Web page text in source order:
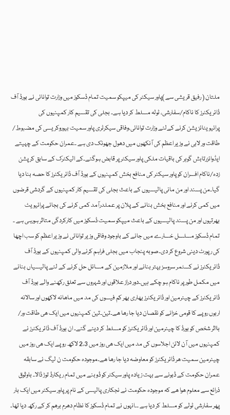
ملتان ( رفیق قریشی سے )پاور سیکٹر کی میپکو سمیت تمام ڈسکوز میں وزارت توانائی نے بورڈ آف
ڈائریکٹرز کا ناکام/سفارشی، ٹولہ مسلط کر دیا ہے۔ بجلی کی تقسیم کار کمپنیوں کی
پرائیویٹائزیشن کرنے کےلئے وزارت توانائی،وفاقی سیکرٹری پاور سمیت بیوروکریسی کی مضبوط/
طاقت ور لابی نے وزیر اعظم کی آنکھوں میں دھول جھونک دی ہے ۔عمران حکومت کے چہیتے
ایڈوائزرتابش گوہر کی باقیات ملکی پاور سیکٹر پر قابض ہوگئے۔کے الیکٹرک کے سابق کرپشن
زدہ/ناکام افسران کو پاور سیکٹر کی منافع بخش کمپنیوں کے بورڈ آف ڈائریکٹرز کا حصہ بنا دیا
گیا۔من پسند اور من مانی پالیسیوں کے باعث بجلی کی تقسیم کار کمپنیوں کے گردشی قرضوں
میں کمی کرنے اور منافع بخش بنانے کے پلان پر عملدرآمد کمی کرنے کی بجائے پرائیویٹ
بھرتیوں اور من پسند پالیسیوں کے باعث میپکو سمیت ڈسکوز میں کارکردگی متاثر ہورہی ہے ۔
تمام ڈسکوز مسلسل خسارے میں جانے کے باوجود وفاقی وزیر توانائی نے وزیر اعظم کو سب اچھا
کی رپورٹ دینی شروع کر دی۔صوبہ پنجاب میں بجلی فراہم کرنے والی کمپنیوں کے بورڈ آف
ڈائریکٹرز نے کسٹمر سروسز بہتر بنانے اور ملازمین کے مسائل حل کرنے کے لئے پالیسیاں بنانے
میں مکمل طور پر ناکام ہو چکے ہیں۔دور دراز علاقوں اور شہروں سے تعلق رکھنے والے بورڈ آف
ڈائریکٹرز کے چیئرمین اور ڈائریکٹرز بھاری بھر کم فیسوں کی مد میں ماھانہ لاکھوں اور سالانہ
اربوں روپے کا قومی خزانے کو نقصان دیا جا رھا ھے۔تین۔تین کمپنیوں میں ایک ھی طاقت ور/
بااثر شخص کو بورڈ کا چیئرمین اور ڈائریکٹرز کو مسلط کر دیئے گئے۔ ان بورڈ آف ڈائریکٹرز نے
کمپنیوں میں آن لائن اجلاسوں کی مد میں ایک ھی روز میں 2،3 لاکھ روپے ایک ھی روز میں
چیئرمین سمیت ھر ڈائریکٹرز کو معاوضہ دیا جا رھا ھے۔موجودہ حکومت ن لیگ نے سابقہ
عمران حکومت کے ڈبونے سے بہت زیادہ پاور سیکٹر کو ڈوبنے میں تمام ریکارڈ توڑ ڈالا۔ باوثوق
ذرائع سے معلوم ھوا ھے کہ موجودہ حکومت نے نجکاری پالیسی کے نام پر پاور سیکٹر میں ایک بار
پھر سفارشی ٹولے کو مسلط کر دیا ہے ۔۔انہوں نے تمام ڈسکوز کا نظام دھرم برھم کر کے رکھ دیا تھا۔